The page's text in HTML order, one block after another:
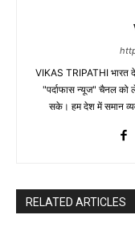
VIKAS TRIPATHI भारत
"पर्दाफास न्यूज" चैनल
सके। हम देश में समान
RELATED ARTICLES